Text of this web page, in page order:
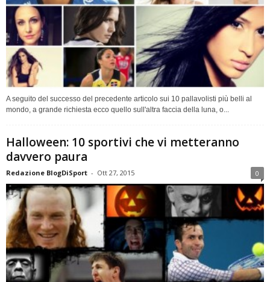
A seguito del successo del precedente articolo sui 10 pallavolisti più belli al
mondo, a grande richiesta ecco quello sull'altra faccia della luna, o...
Halloween: 10 sportivi che vi metteranno
davvero paura
Redazione BlogDiSport - Ott 27, 2015 0